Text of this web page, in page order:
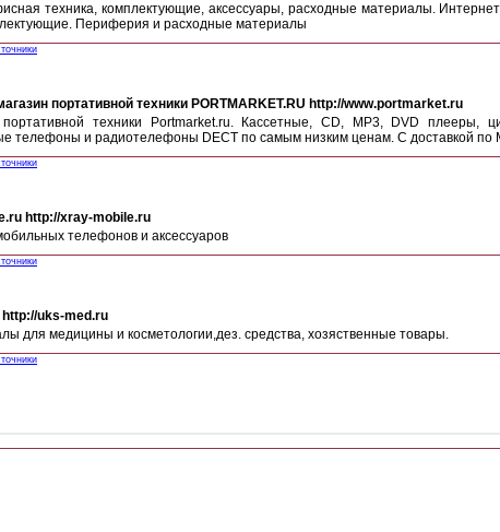
техника, комплектующие, аксессуары, расходные материалы.
Периферия и расходные материалы
портативной техники PORTMARKET.RU http://www.portmarket.ru
портативной техники Portmarket.ru. Кассетные, CD, MP3, DVD
телефоны и радиотелефоны DECT по самым низким ценам. С доставкой по
http://xray-mobile.ru
телефонов и аксессуаров
uks-med.ru
для медицины и косметологии,дез. средства, хозяственные товары.